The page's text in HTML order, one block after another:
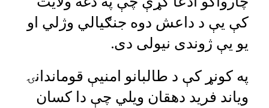
کې یې د داعش دوه جنګیالي وژلي او
یو یې ژوندی نیولی دی.
په کونړ کې د طالبانو امنیې قوماندانۍ
ویاند فرید دهقان ویلي چې دا کسان